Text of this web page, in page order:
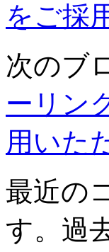
をご採
次のブ
ーリン
用いた
最近の
す。過